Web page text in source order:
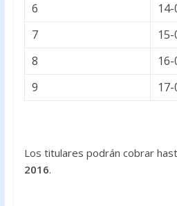
6
7
8
9
Los titulares podrán cobrar
2016.